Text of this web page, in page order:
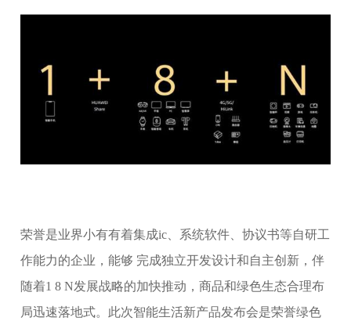
荣誉是业界小有有着集成ic、系统软件、协议书等自研工
作能力的企业，能够 完成独立开发设计和自主创新，伴
随着1 8 N发展战略的加快推动，商品和绿色生态合理布
局迅速落地式。此次智能生活新产品发布会是荣誉绿色